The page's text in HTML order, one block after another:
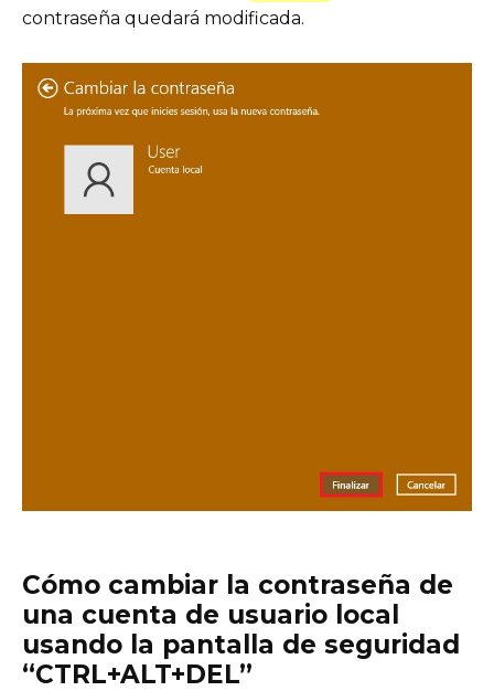
contraseña quedará modificada.
Cómo cambiar la contraseña de
una cuenta de usuario local
usando la pantalla de seguridad
“CTRL+ALT+DEL”